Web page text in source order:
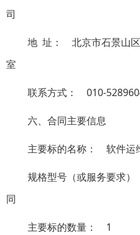
司
地 址：
北京市石景山
室
联系方式： 010-
六、合同主要信息
主要标的名称： 软
规格型号（或服务要求）
同
主要标的数量：